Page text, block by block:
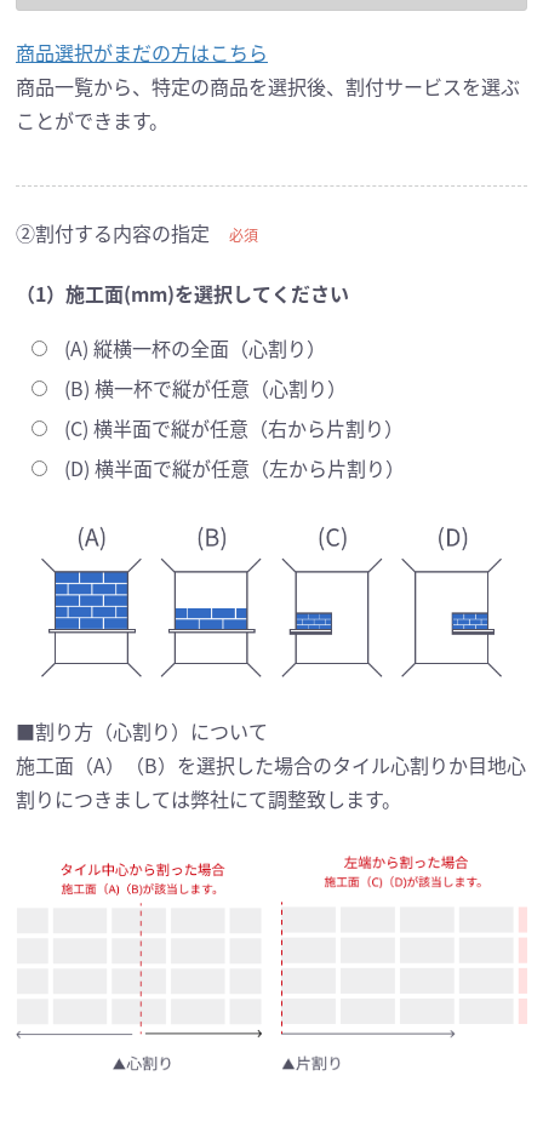
商品選択がまだの方はこちら
商品一覧から、特定の商品を選択後、割付サービスを選ぶ
ことができます。
②割付する内容の指定 必須
（1）施工面(mm)を選択してください
(A) 縦横一杯の全面（心割り）
(B) 横一杯で縦が任意（心割り）
(C) 横半面で縦が任意（右から片割り）
(D) 横半面で縦が任意（左から片割り）
■割り方（心割り）について
施工面（A）（B）を選択した場合のタイル心割りか目地心
割りにつきましては弊社にて調整致します。